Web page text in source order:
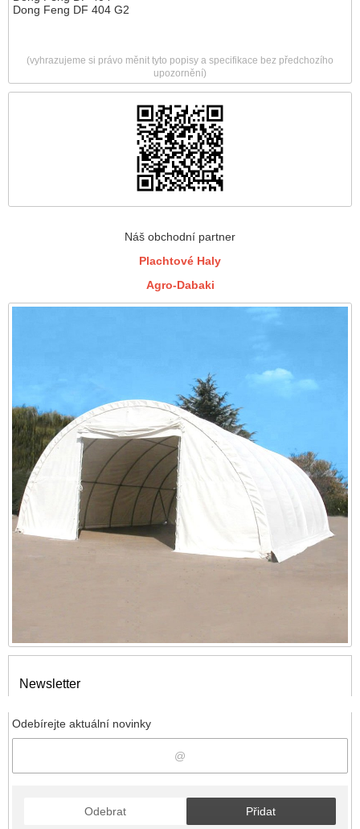
Náš obchodní partner
Plachtové Haly
Agro-Dabaki
Dong Feng DF 404 G2
(vyhrazujeme si právo měnit tyto popisy a specifikace bez předchozího
upozornění)
Newsletter
Odebírejte aktuální novinky
Odebrat Přidat